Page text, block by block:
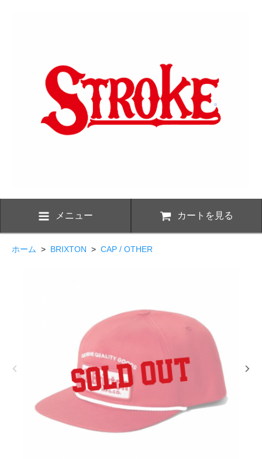
メニュー カートを見る
ホーム > BRIXTON > CAP / OTHER